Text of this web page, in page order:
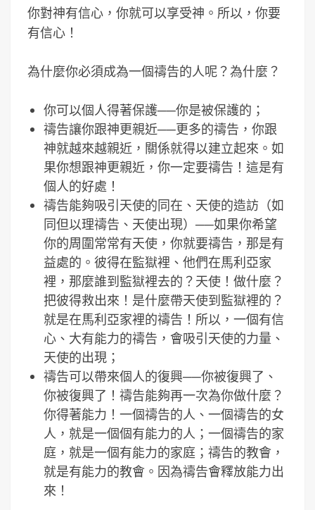
你對神有信心，你就可以享受神。所以，你要
有信心！
為什麼你必須成為一個禱告的人呢？為什麼？
你可以個人得著保護──你是被保護的；
禱告讓你跟神更親近──更多的禱告，你跟
神就越來越親近，關係就得以建立起來。如
果你想跟神更親近，你一定要禱告！這是有
個人的好處！
禱告能夠吸引天使的同在、天使的造訪（如
同但以理禱告、天使出現）──如果你希望
你的周圍常常有天使，你就要禱告，那是有
益處的。彼得在監獄裡、他們在馬利亞家
裡，那麼誰到監獄裡去的？天使！做什麼？
把彼得救出來！是什麼帶天使到監獄裡的？
就是在馬利亞家裡的禱告！所以，一個有信
心、大有能力的禱告，會吸引天使的力量、
天使的出現；
禱告可以帶來個人的復興──你被復興了、
你被復興了！禱告能夠再一次為你做什麼？
你得著能力！一個禱告的人、一個禱告的女
人，就是一個個有能力的人；一個禱告的家
庭，就是一個有能力的家庭；禱告的教會，
就是有能力的教會。因為禱告會釋放能力出
來！